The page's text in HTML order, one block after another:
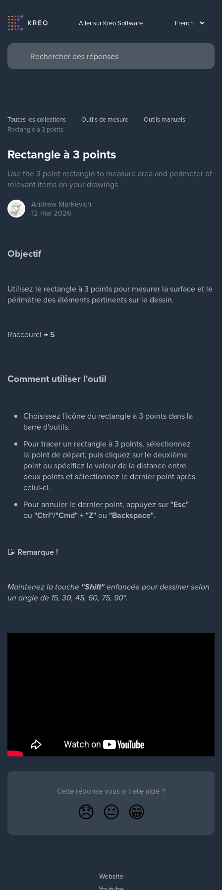
Aller sur Kreo Software
Toutes les collections Outils de mesure
Outils manuels
Rectangle à 3 points
Rectangle à 3 points
Use the 3 point rectangle to measure area and perimeter of
relevant items on your drawings
Andrew Markevich
12 mai 2026
Objectif
Utilisez le rectangle à 3 points pour mesurer la surface et le
périmètre des éléments pertinents sur le dessin.
Raccourci → 5
Comment utiliser l'outil
Choisissez l'icône du rectangle à 3 points dans la
barre d'outils.
Pour tracer un rectangle à 3 points, sélectionnez
le point de départ, puis cliquez sur le deuxième
point ou spécifiez la valeur de la distance entre
deux points et sélectionnez le dernier point après
celui-ci.
Pour annuler le dernier point, appuyez sur"Esc"
ou "Ctrl"/"Cmd" + "Z"ou "Backspace".
📝 Remarque !
Maintenez la touche "Shift"enfoncée pour dessiner selon
un angle de 15, 30, 45, 60, 75, 90°.
Cette réponse vous a-t-elle aidé ?
😞 😐 😁
Website